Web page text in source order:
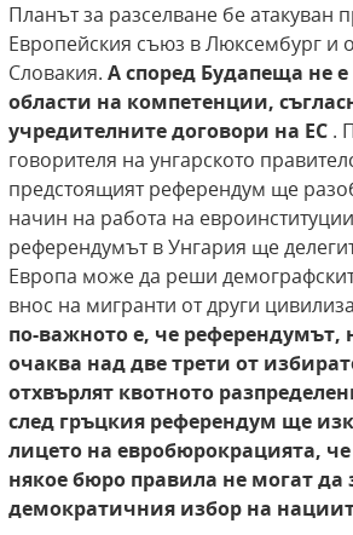
Планът за разселване бе атакуван
Европейския съюз в Люксембург и
Словакия. А според Будапеща не
области на компетенции,
учредителните договори на ЕС .
говорителя на унгарското
предстоящият референдум ще
начин на работа на
референдумът в Унгария ще
Европа може да реши
внос на мигранти от други
по-важното е, че референдумът,
очаква над две трети от
отхвърлят квотното
след гръцкия референдум ще
лицето на евробюрокрацията,
някое бюро правила не могат да
демократичния избор на